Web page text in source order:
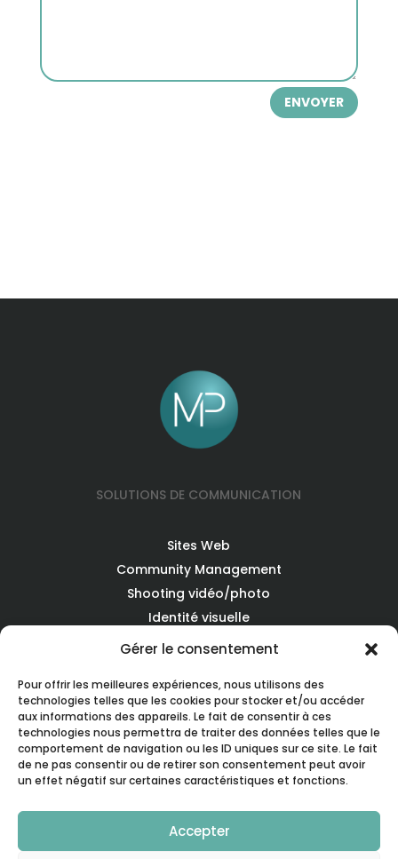
Gérer le consentement
Pour offrir les meilleures expériences, nous utilisons des
technologies telles que les cookies pour stocker et/ou accéder
aux informations des appareils. Le fait de consentir à ces
technologies nous permettra de traiter des données telles que le
comportement de navigation ou les ID uniques sur ce site. Le fait
de ne pas consentir ou de retirer son consentement peut avoir
un effet négatif sur certaines caractéristiques et fonctions.
Accepter
ENVOYER
SOLUTIONS DE COMMUNICATION
Sites Web
Community Management
Shooting vidéo/photo
Identité visuelle
Rédaction de contenu
SOLUTIONS EQUIPEMENTS
Audit, Conseil, Consulting
Achat/location de lasers d'occasion
Reprise de vos lasers